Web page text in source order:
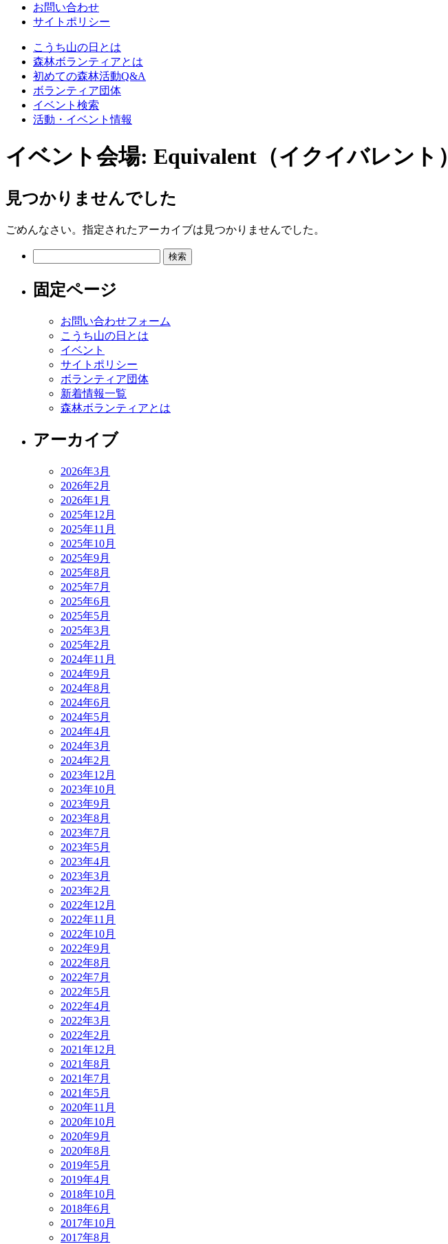
お問い合わせ
サイトポリシー
こうち山の日とは
森林ボランティアとは
初めての森林活動Q&A
ボランティア団体
イベント検索
活動・イベント情報
イベント会場: Equivalent（イクイバレント）
見つかりませんでした
ごめんなさい。指定されたアーカイブは見つかりませんでした。
固定ページ
お問い合わせフォーム
こうち山の日とは
イベント
サイトポリシー
ボランティア団体
新着情報一覧
森林ボランティアとは
アーカイブ
2026年3月
2026年2月
2026年1月
2025年12月
2025年11月
2025年10月
2025年9月
2025年8月
2025年7月
2025年6月
2025年5月
2025年3月
2025年2月
2024年11月
2024年9月
2024年8月
2024年6月
2024年5月
2024年4月
2024年3月
2024年2月
2023年12月
2023年10月
2023年9月
2023年8月
2023年7月
2023年5月
2023年4月
2023年3月
2023年2月
2022年12月
2022年11月
2022年10月
2022年9月
2022年8月
2022年7月
2022年5月
2022年4月
2022年3月
2022年2月
2021年12月
2021年8月
2021年7月
2021年5月
2020年11月
2020年10月
2020年9月
2020年8月
2019年5月
2019年4月
2018年10月
2018年6月
2017年10月
2017年8月